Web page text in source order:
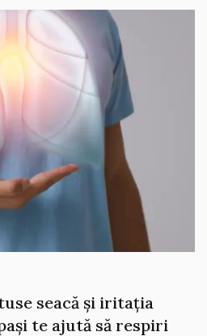
seacă și iritația
te ajută să respiri